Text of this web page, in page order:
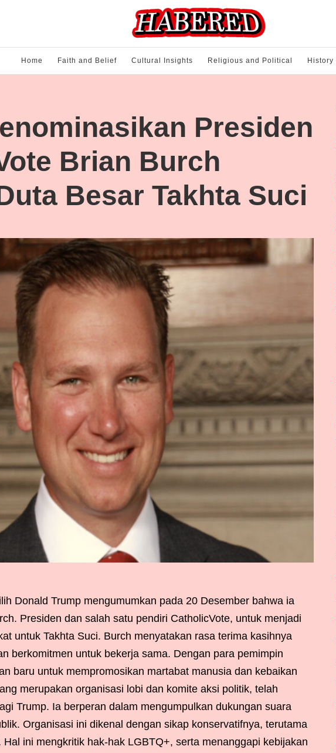
Home Faith and Belief Cultural Insights Religious and Political History
Presiden
Brian Burch
Besar Takhta Suci
Donald Trump mengumumkan pada 20 Desember bahwa ia
Presiden dan salah satu pendiri CatholicVote, untuk menjadi
untuk Takhta Suci. Burch menyatakan rasa terima kasihnya
berkomitmen untuk bekerja sama. Dengan para pemimpin
baru untuk mempromosikan martabat manusia dan kebaikan
merupakan organisasi lobi dan komite aksi politik, telah
Trump. Ia berperan dalam mengumpulkan dukungan suara
Organisasi ini dikenal dengan sikap konservatifnya, terutama
ini mengkritik hak-hak LGBTQ+, serta menanggapi kebijakan